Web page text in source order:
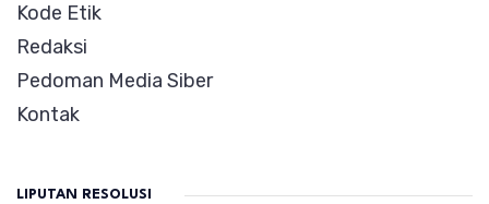
Kode Etik
Redaksi
Pedoman Media Siber
Kontak
LIPUTAN RESOLUSI